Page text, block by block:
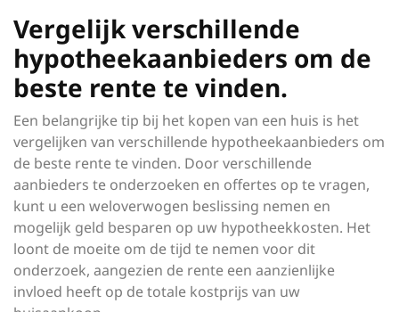
Vergelijk verschillende
hypotheekaanbieders om de
beste rente te vinden.
Een belangrijke tip bij het kopen van een huis is het
vergelijken van verschillende hypotheekaanbieders om
de beste rente te vinden. Door verschillende
aanbieders te onderzoeken en offertes op te vragen,
kunt u een weloverwogen beslissing nemen en
mogelijk geld besparen op uw hypotheekkosten. Het
loont de moeite om de tijd te nemen voor dit
onderzoek, aangezien de rente een aanzienlijke
invloed heeft op de totale kostprijs van uw